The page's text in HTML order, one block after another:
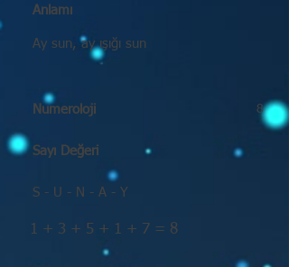
Anlamı
Ay sun, ay ışığı sun
Numeroloji
Sayı Değeri
8
S - U - N - A - Y
1 + 3 + 5 + 1 + 7 = 8